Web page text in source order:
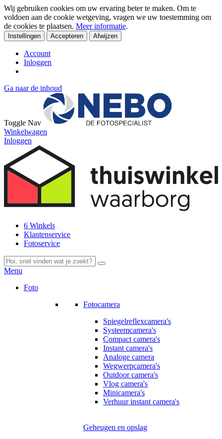
Wij gebruiken cookies om uw ervaring beter te maken. Om te
voldoen aan de cookie wetgeving, vragen we uw toestemming om
de cookies te plaatsen. Meer informatie.
Instellingen Accepteren Afwijzen
Account
Inloggen
Ga naar de inhoud
Toggle Nav
Winkelwagen
Inloggen
6 Winkels
Klantenservice
Fotoservice
Menu
Foto
Fotocamera
Spiegelreflexcamera's
Systeemcamera's
Compact camera's
Instant camera's
Analoge camera
Wegwerpcamera's
Outdoor camera's
Vlog camera's
Minicamera's
Verhuur instant camera's
Geheugen en opslag